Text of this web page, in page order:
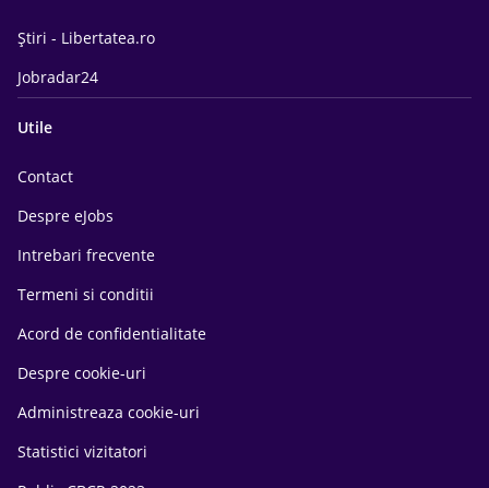
Știri - Libertatea.ro
Jobradar24
Utile
Contact
Despre eJobs
Intrebari frecvente
Termeni si conditii
Acord de confidentialitate
Despre cookie-uri
Administreaza cookie-uri
Statistici vizitatori